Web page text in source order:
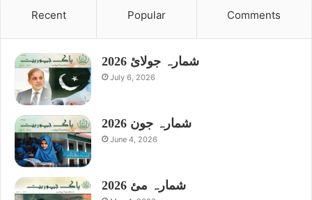
Recent Popular Comments
شمارہ جولائ 2026
July 6, 2026
شمارہ جون 2026
June 4, 2026
شمارہ مئ 2026